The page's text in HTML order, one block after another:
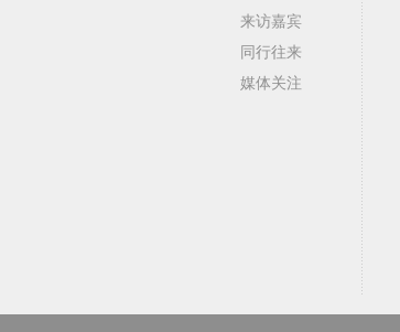
来访嘉宾
同行往来
媒体关注